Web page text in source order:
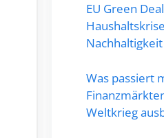
EU Green
Was passiert
Weltkrieg